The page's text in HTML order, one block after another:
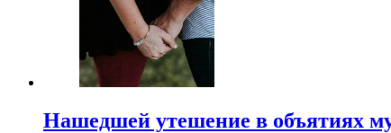
Нашедшей утешение в объятиях